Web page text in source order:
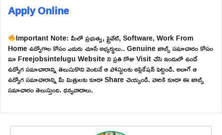
Apply Online
Important Note: మీలో ప్రభుత్వ, ప్రైవేట్, Software, Work From
Home ఉద్యోగాల కోసం ఎదురు చూసే అభ్యర్థులు.. Genuine జాబ్స్ సమాచారం కోసం
మా Freejobsintelugu Website ని ప్రతి రోజు Visit చేసి ఇందులో ఉండే
ఉద్యోగ సమాచారాన్ని తెలుసుకొని వెంటనే ఆ పోస్టులకు అప్లికేషన్ పెట్టండి. అలాగే ఆ
ఉద్యోగ సమాచారాన్ని మీ మిత్రులకు కూడా Share చెయ్యండి. వారికి కూడా ఈ జాబ్స్
సమాచారం తెలుస్తుంది. ధన్యవాదాలు.